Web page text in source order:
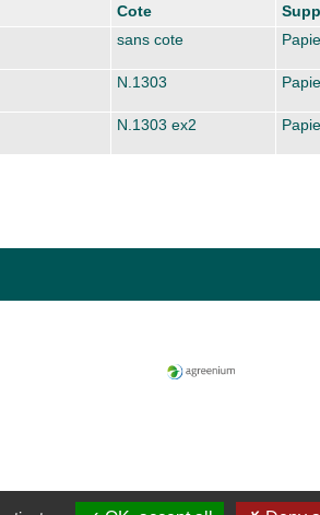
Cote
sans cote
N.1303
N.1303 ex2